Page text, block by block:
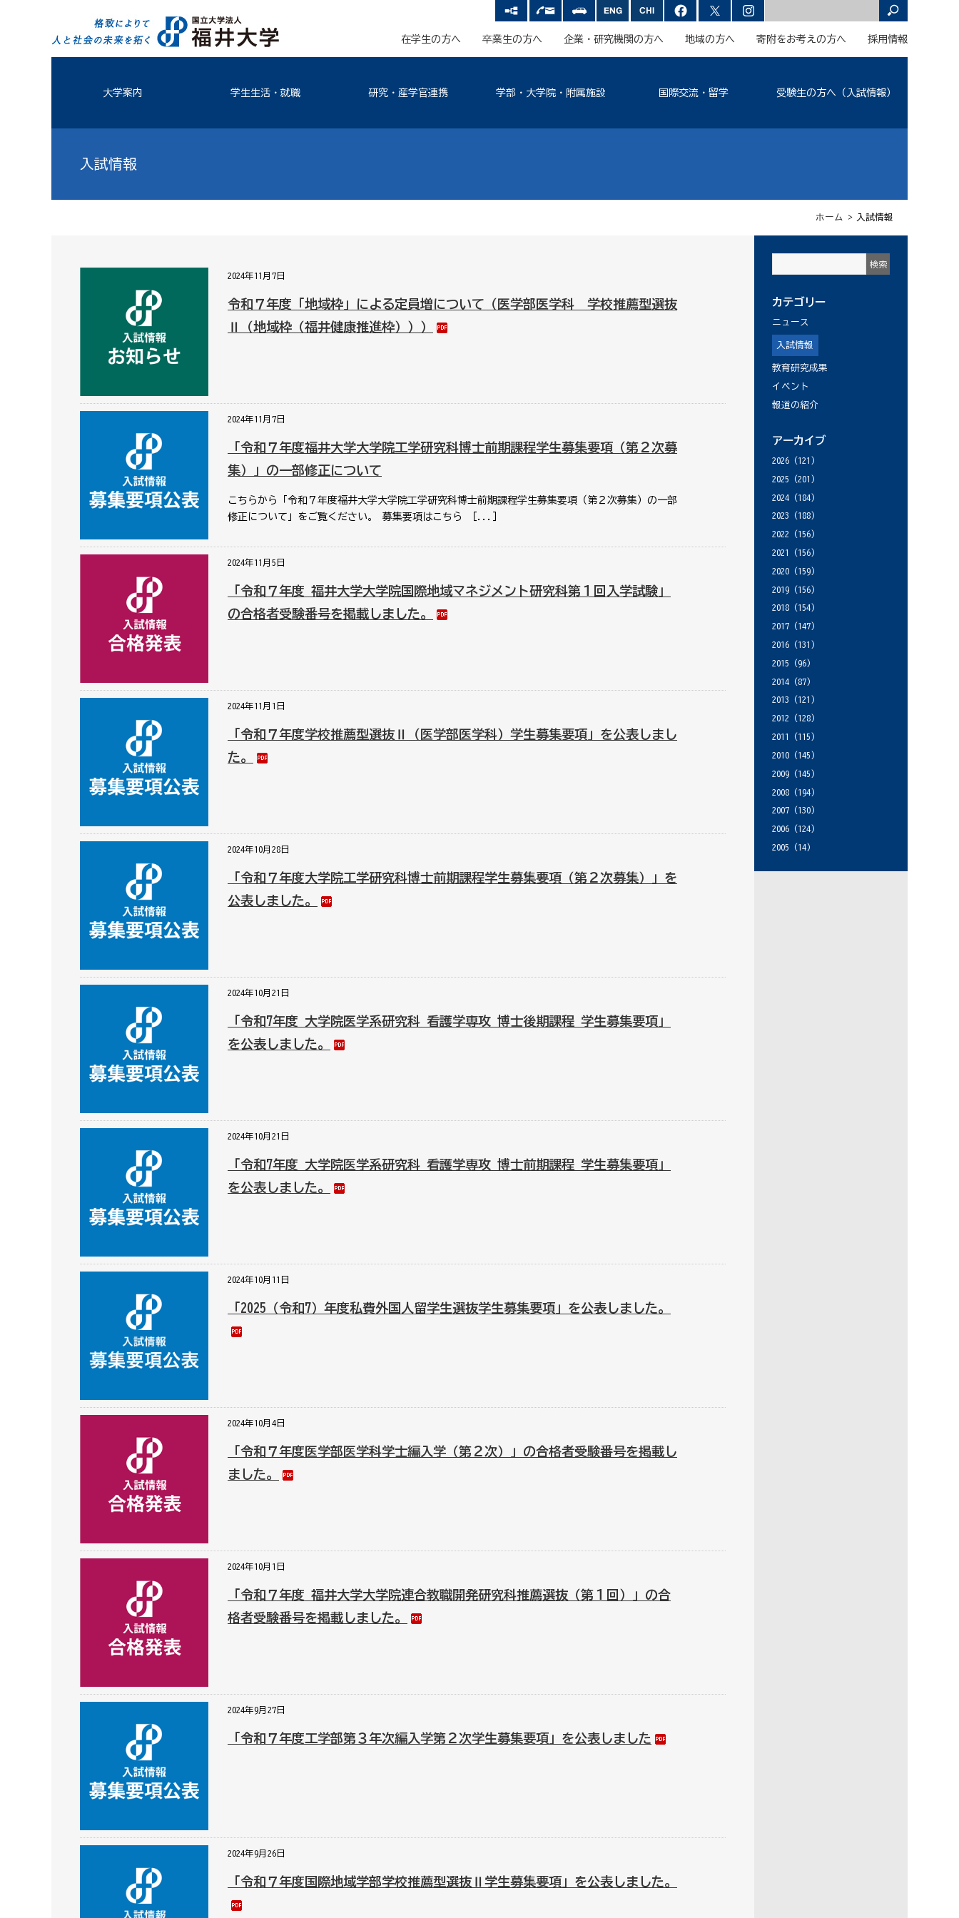
在学生の方へ 卒業生の方へ 企業・研究機関の方へ 地域の方へ 寄附をお考えの方へ 採用情報
大学案内 学生生活・就職 研究・産学官連携 学部・大学院・附属施設 国際交流・留学 受験生の方へ（入試情報）
入試情報
ホーム > 入試情報
2024年11月7日
令和７年度「地域枠」による定員増について（医学部医学科 学校推薦型選抜
Ⅱ（地域枠（福井健康推進枠）））
2024年11月7日
「令和７年度福井大学大学院工学研究科博士前期課程学生募集要項（第２次募
集）」の一部修正について
こちらから「令和７年度福井大学大学院工学研究科博士前期課程学生募集要項（第２次募集）の一部
修正について」をご覧ください。 募集要項はこちら ［...］
2024年11月5日
「令和７年度 福井大学大学院国際地域マネジメント研究科第１回入学試験」
の合格者受験番号を掲載しました。
2024年11月1日
「令和７年度学校推薦型選抜Ⅱ（医学部医学科）学生募集要項」を公表しまし
た。
2024年10月28日
「令和７年度大学院工学研究科博士前期課程学生募集要項（第２次募集）」を
公表しました。
2024年10月21日
「令和7年度 大学院医学系研究科 看護学専攻 博士後期課程 学生募集要項」
を公表しました。
2024年10月21日
「令和7年度 大学院医学系研究科 看護学専攻 博士前期課程 学生募集要項」
を公表しました。
2024年10月11日
「2025（令和7）年度私費外国人留学生選抜学生募集要項」を公表しました。
2024年10月4日
「令和７年度医学部医学科学士編入学（第２次）」の合格者受験番号を掲載し
ました。
2024年10月1日
「令和７年度 福井大学大学院連合教職開発研究科推薦選抜（第１回）」の合
格者受験番号を掲載しました。
2024年9月27日
「令和７年度工学部第３年次編入学第２次学生募集要項」を公表しました
2024年9月26日
「令和７年度国際地域学部学校推薦型選抜Ⅱ学生募集要項」を公表しました。
カテゴリー
ニュース
入試情報
教育研究成果
イベント
報道の紹介
アーカイブ
2026 (121)
2025 (201)
2024 (184)
2023 (188)
2022 (156)
2021
(156)
2020 (159)
2019 (156)
2018 (154)
2017 (147)
2016 (131)
2015 (96)
2014 (87)
2013 (121)
2012 (128)
2011
(115)
2010 (145)
2009 (145)
2008 (194)
2007 (130)
2006 (124)
2005 (14)